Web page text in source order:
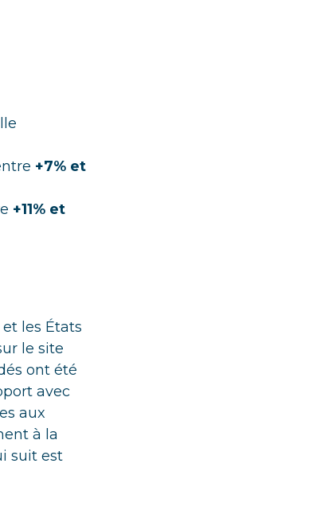
+7% et
+11% et
les États
le site
ont été
avec
aux
à la
suit est